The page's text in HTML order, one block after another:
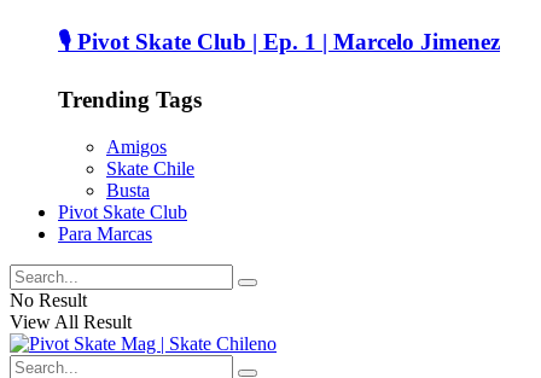
🎙️ Pivot Skate Club | Ep. 1 | Marcelo Jimenez
Trending Tags
Amigos
Skate Chile
Busta
Pivot Skate Club
Para Marcas
No Result
View All Result